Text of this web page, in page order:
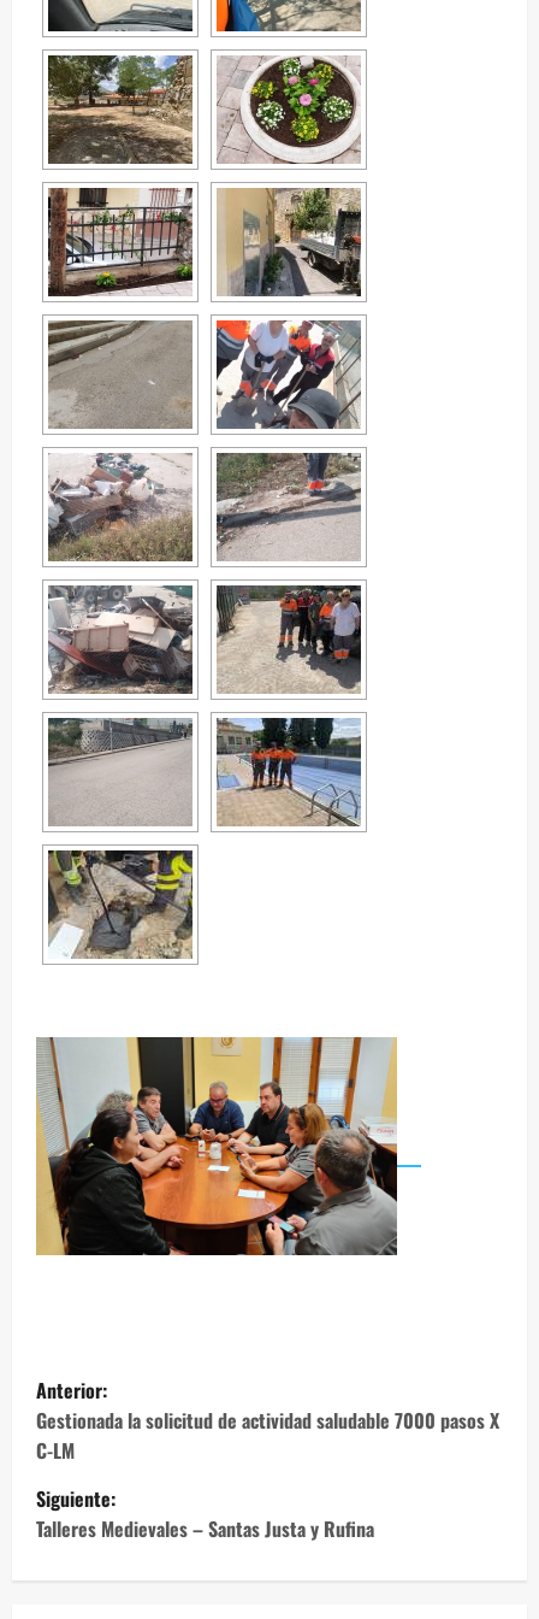
N
a
v
e
g
Anterior:
Gestionada la solicitud de actividad saludable 7000 pasos X
C-LM
Siguiente:
Talleres Medievales – Santas Justa y Rufina